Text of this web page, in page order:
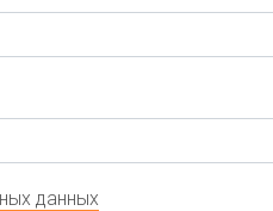
данных